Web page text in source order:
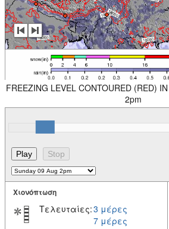
FREEZING LEVEL CONTOURED (RED)
2pm
Χιονόπτωση
Τελευταίες:3 μέρες
7 μέρες